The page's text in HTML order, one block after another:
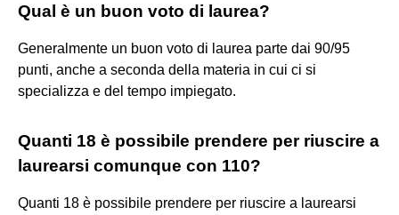
Qual è un buon voto di laurea?
Generalmente un buon voto di laurea parte dai 90/95
punti, anche a seconda della materia in cui ci si
specializza e del tempo impiegato.
Quanti 18 è possibile prendere per riuscire a
laurearsi comunque con 110?
Quanti 18 è possibile prendere per riuscire a laurearsi